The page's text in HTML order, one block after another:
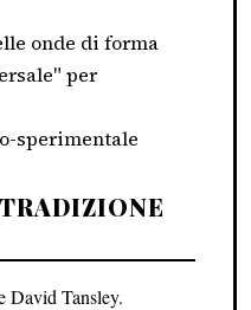
onde di forma
per
sperimentale
David Tansley.